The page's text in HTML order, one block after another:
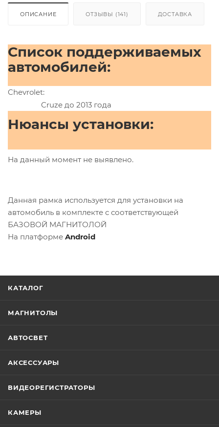
ОПИСАНИЕ ОТЗЫВЫ (141) ДОСТАВКА
Список поддерживаемых
автомобилей:
Chevrolet:
Cruze до 2013 года
Нюансы установки:
На данный момент не выявлено.
Данная рамка используется для установки на
автомобиль в комплекте с соответствующей
БАЗОВОЙ МАГНИТОЛОЙ
На платформе Android
КАТАЛОГ
МАГНИТОЛЫ
АВТОСВЕТ
АКСЕССУАРЫ
ВИДЕОРЕГИСТРАТОРЫ
КАМЕРЫ